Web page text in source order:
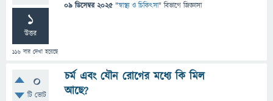
1
উত্তর
116 বার দেখা হয়েছে
09 ডিসেম্বর 2025 "স্বাস্থ্য ও চিকিৎসা" বিভাগে জিজ্ঞাসা
0
টি ভোট
চর্ম এবং যৌন রোগের মধ্যে কি মিল
আছে?